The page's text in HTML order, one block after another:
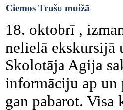
Ciemos Trušu muižā
18. oktobrī ,
nelielā ekskursijā
Skolotāja Agija
informāciju ap un
gan pabarot. Visa